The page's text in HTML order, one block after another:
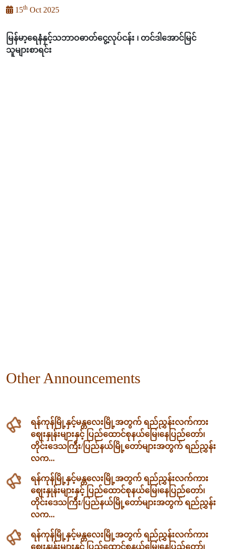
15th Oct 2025
မြန်မာ့ရေနံနှင့်သဘာဝဓာတ်ငွေ့လုပ်ငန်း ၊ တင်ဒါအောင်မြင်
သူများစာရင်း
Other Announcements
ရန်ကုန်မြို့နှင့်မန္တလေးမြို့အတွက် ရည်ညွှန်းလက်ကား
ဈေးနှုန်းများနှင့် ပြည်ထောင်စုနယ်မြေ၊နေပြည်တော်၊
တိုင်းဒေသကြီး/ပြည်နယ်မြို့တော်များအတွက် ရည်ညွှန်း
လက...
ရန်ကုန်မြို့နှင့်မန္တလေးမြို့အတွက် ရည်ညွှန်းလက်ကား
ဈေးနှုန်းများနှင့် ပြည်ထောင်စုနယ်မြေ၊နေပြည်တော်၊
တိုင်းဒေသကြီး/ပြည်နယ်မြို့တော်များအတွက် ရည်ညွှန်း
လက...
ရန်ကုန်မြို့နှင့်မန္တလေးမြို့အတွက် ရည်ညွှန်းလက်ကား
ဈေးနှုန်းများနှင့် ပြည်ထောင်စုနယ်မြေ၊နေပြည်တော်၊